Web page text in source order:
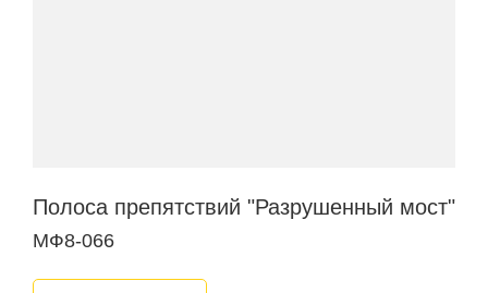
Полоса препятствий "Разрушенный мост"
МФ8-066